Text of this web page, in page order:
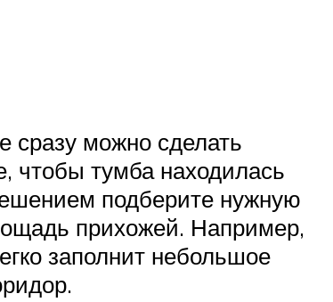
сразу можно сделать
чтобы тумба находилась
подберите нужную
прихожей. Например,
заполнит небольшое